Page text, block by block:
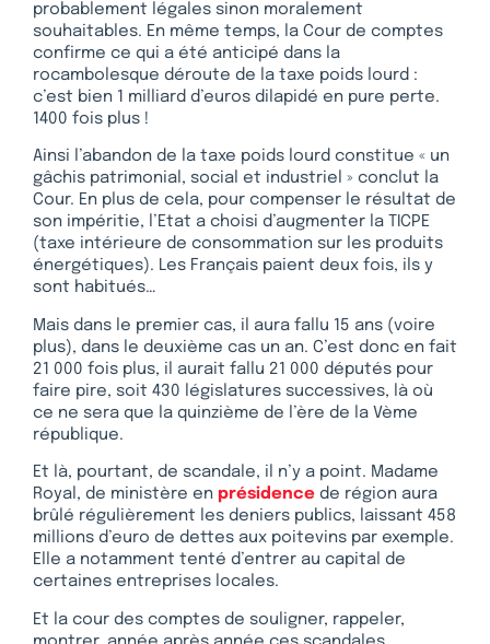
probablement légales sinon moralement
souhaitables. En même temps, la Cour de comptes
confirme ce qui a été anticipé dans la
rocambolesque déroute de la taxe poids lourd :
c’est bien 1 milliard d’euros dilapidé en pure perte.
1400 fois plus !
Ainsi l’abandon de la taxe poids lourd constitue « un
gâchis patrimonial, social et industriel » conclut la
Cour. En plus de cela, pour compenser le résultat de
son impéritie, l’Etat a choisi d’augmenter la TICPE
(taxe intérieure de consommation sur les produits
énergétiques). Les Français paient deux fois, ils y
sont habitués…
Mais dans le premier cas, il aura fallu 15 ans (voire
plus), dans le deuxième cas un an. C’est donc en fait
21 000 fois plus, il aurait fallu 21 000 députés pour
faire pire, soit 430 législatures successives, là où
ce ne sera que la quinzième de l’ère de la Vème
république.
Et là, pourtant, de scandale, il n’y a point. Madame
Royal, de ministère en présidence de région aura
brûlé régulièrement les deniers publics, laissant 458
millions d’euro de dettes aux poitevins par exemple.
Elle a notamment tenté d’entrer au capital de
certaines entreprises locales.
Et la cour des comptes de souligner, rappeler,